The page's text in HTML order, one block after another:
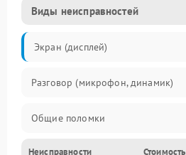
Виды неисправностей
Экран (дисплей)
Разговор (микрофон, динамик)
Общие поломки
Неисправности Стоимость